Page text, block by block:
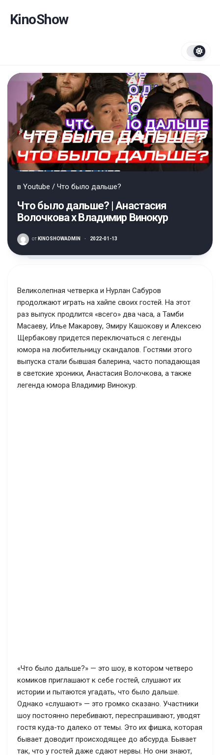
содержанию
KinoShow
в Youtube / Что было дальше?
Что было дальше? | Анастасия
Волочкова х Владимир Винокур
от KINOSHOWADMIN · 2022-01-13
Великолепная четверка и Нурлан Сабуров
продолжают играть на хайпе своих гостей. На этот
раз выпуск продлится «всего» два часа, а Тамби
Масаеву, Илье Макарову, Эмиру Кашокову и Алексею
Щербакову придется переключаться с легенды
юмора на любительницу скандалов. Гостями этого
выпуска стали бывшая балерина, часто попадающая
в светские хроники, Анастасия Волочкова, а также
легенда юмора Владимир Винокур.
«Что было дальше?» — это шоу, в котором четверо
комиков приглашают к себе гостей, слушают их
истории и пытаются угадать, что было дальше.
Однако «слушают» — это громко сказано. Участники
шоу постоянно перебивают, переспрашивают, уводят
гостя куда-то далеко от темы. Это их фишка, которая
бывает доводит происходящее до абсурда. Бывает
так, что у гостей даже сдают нервы. Но они знают,